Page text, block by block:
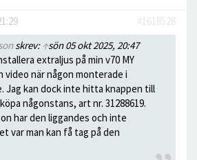
#1618528
skrev: ↑sön 05 okt 2025, 20:47
extraljus på min v70 MY
video när någon monterade i
Jag kan dock inte hitta knappen till
någonstans, art nr. 31288619.
har den liggandes och inte
var man kan få tag på den